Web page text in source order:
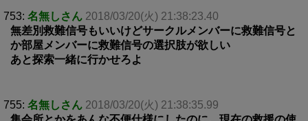
753: 名無しさん 2018/03/20(火) 21:38:23.40
無差別救難信号もいいけどサークルメンバーに救難信号と
か部屋メンバーに救難信号の選択肢が欲しい
あと探索一緒に行かせろよ
755: 名無しさん 2018/03/20(火) 21:38:35.99